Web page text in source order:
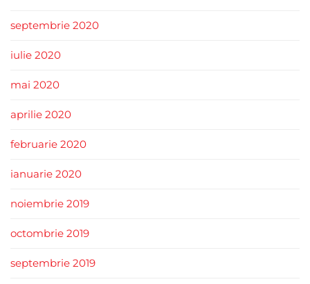
septembrie 2020
iulie 2020
mai 2020
aprilie 2020
februarie 2020
ianuarie 2020
noiembrie 2019
octombrie 2019
septembrie 2019